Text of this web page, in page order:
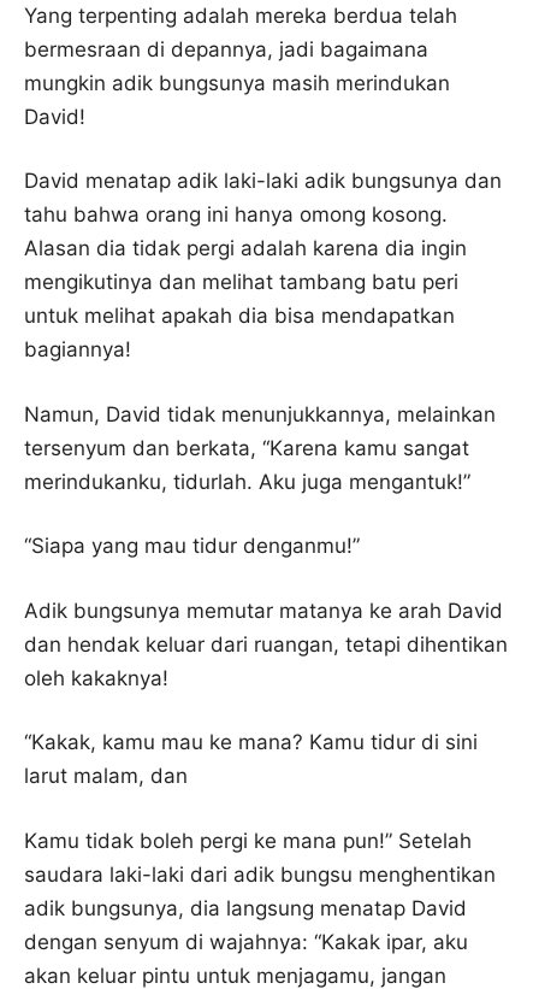
Yang terpenting adalah mereka berdua telah
bermesraan di depannya, jadi bagaimana
mungkin adik bungsunya masih merindukan
David!
David menatap adik laki-laki adik bungsunya dan
tahu bahwa orang ini hanya omong kosong.
Alasan dia tidak pergi adalah karena dia ingin
mengikutinya dan melihat tambang batu peri
untuk melihat apakah dia bisa mendapatkan
bagiannya!
Namun, David tidak menunjukkannya, melainkan
tersenyum dan berkata, “Karena kamu sangat
merindukanku, tidurlah. Aku juga mengantuk!”
“Siapa yang mau tidur denganmu!”
Adik bungsunya memutar matanya ke arah David
dan hendak keluar dari ruangan, tetapi dihentikan
oleh kakaknya!
“Kakak, kamu mau ke mana? Kamu tidur di sini
larut malam, dan
Kamu tidak boleh pergi ke mana pun!” Setelah
saudara laki-laki dari adik bungsu menghentikan
adik bungsunya, dia langsung menatap David
dengan senyum di wajahnya: “Kakak ipar, aku
akan keluar pintu untuk menjagamu, jangan